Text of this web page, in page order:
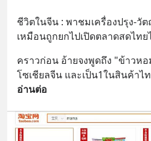
ชีวิตในจีน : พาชมเครื่องปรุง-วั
เหมือนถูกยกไปเปิดตลาดสดไท
คราวก่อน อ้ายจงพูดถึง "ข้าวห
โซเชียลจีน และเป็น1ในสินค้า
อ่านต่อ